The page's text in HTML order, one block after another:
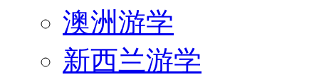
澳洲游学
新西兰游学